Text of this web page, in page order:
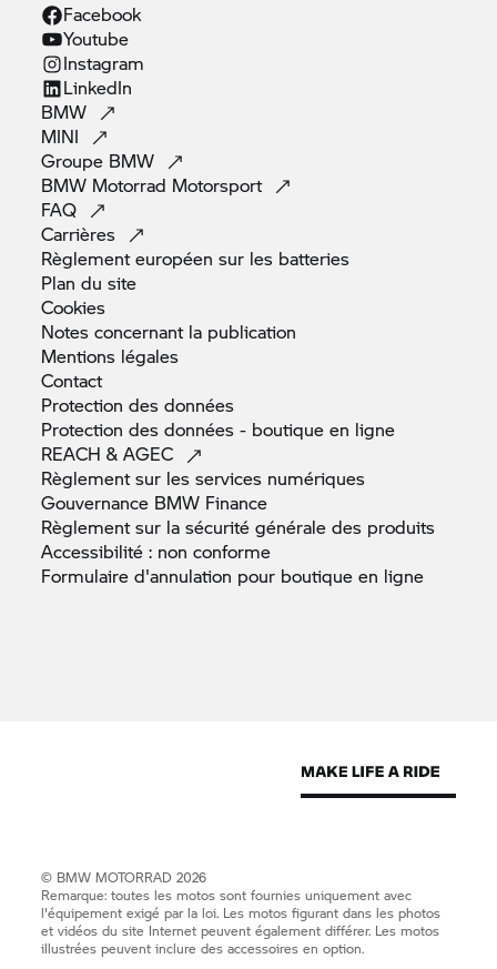
Facebook
Youtube
Instagram
LinkedIn
BMW
MINI
Groupe BMW
BMW Motorrad Motorsport
FAQ
Carrières
Règlement européen sur les batteries
Plan dusite
Cookies
Notes concernant la publication
Mentions légales
Contact
Protection desdonnées
Protection des données - boutique en ligne
REACH &AGEC
Règlement sur les services numériques
Gouvernance BMW Finance
Règlement sur la sécurité générale des produits
Accessibilité : nonconforme
Formulaire d'annulation pour boutique en ligne
© BMW MOTORRAD 2026
Remarque: toutes les motos sont fournies uniquement avec
l'équipement exigé par la loi. Les motos figurant dans les photos
et vidéos du site Internet peuvent également différer. Les motos
illustrées peuvent inclure des accessoires en option.